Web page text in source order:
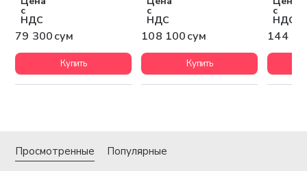
с
НДС
79 300 сум
Купить
с
НДС
108 100 сум
Купить
с
НДС
144
Просмотренные Популярные